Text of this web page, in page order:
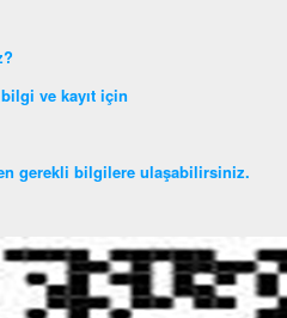
ve kayıt için
gerekli bilgilere ulaşabilirsiniz.